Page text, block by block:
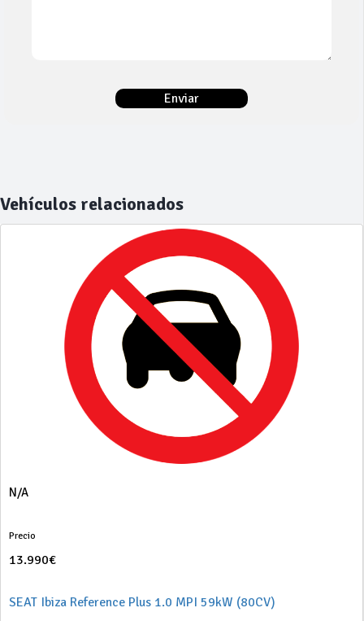
Vehículos relacionados
N/A
Precio
13.990€
SEAT Ibiza Reference Plus 1.0 MPI 59kW (80CV)